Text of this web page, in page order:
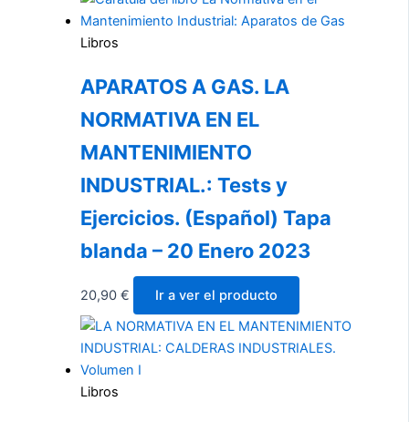
Libros
APARATOS A GAS. LA
NORMATIVA EN EL
MANTENIMIENTO
INDUSTRIAL.: Tests y
Ejercicios. (Español) Tapa
blanda – 20 Enero 2023
20,90 € Ir a ver el producto
Libros